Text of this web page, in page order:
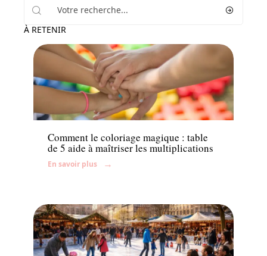
À RETENIR
Comment le coloriage magique : table
de 5 aide à maîtriser les multiplications
En savoir plus